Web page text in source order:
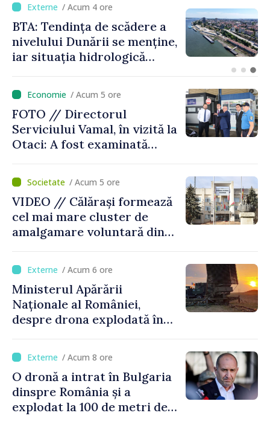
/ Acum 2 ore
Energocom a asigurat
necesarul de energie
electrică pentru 8 august.
cetățenii să reducă
consumul în orele de vârf
/ Acum 5 ore
FOTO // Directorul
Serviciului Vamal, în vizită la
Otaci: A fost examinată
control vamal cu un scanner
performant/ Acum 5 ore
VIDEO // Călărași formează
cel mai mare cluster de
amalgamare voluntară din
orășenesc a aprobat decizia
finală
/ Acum 6 ore
Ministerul Apărării
Naționale al României,
despre drona explodată în
nu au detectat niciun
vehicul aerian”
/ Acum 8 ore
O dronă a intrat în Bulgaria
dinspre România și a
explodat la 100 de metri de